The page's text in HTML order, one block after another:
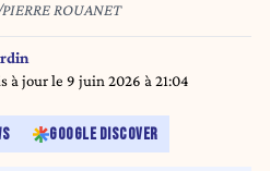
ROUANET
à jour le 9 juin 2026 à 21:04
GOOGLE DISCOVER